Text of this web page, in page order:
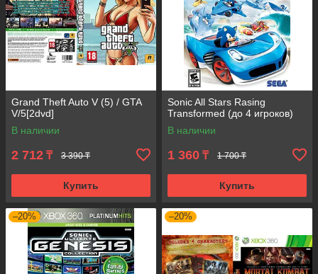
Grand Theft Auto V (5) / GTA
V/5[2dvd]
В наличии
2 712 ₸ 3 390 ₸
Купить
Sonic All Stars Rasing
Transformed (до 4 игроков)
В наличии
1 360 ₸ 1 700 ₸
Купить
–20% –20%